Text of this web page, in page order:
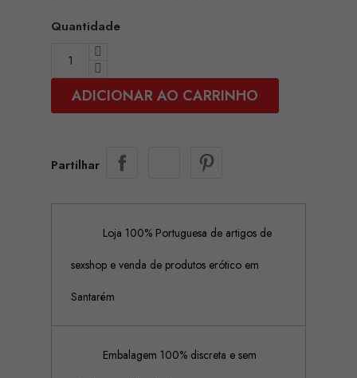
Quantidade
ADICIONAR AO CARRINHO
Partilhar
Loja 100% Portuguesa de artigos de
sexshop e venda de produtos erótico em
Santarém
Embalagem 100% discreta e sem